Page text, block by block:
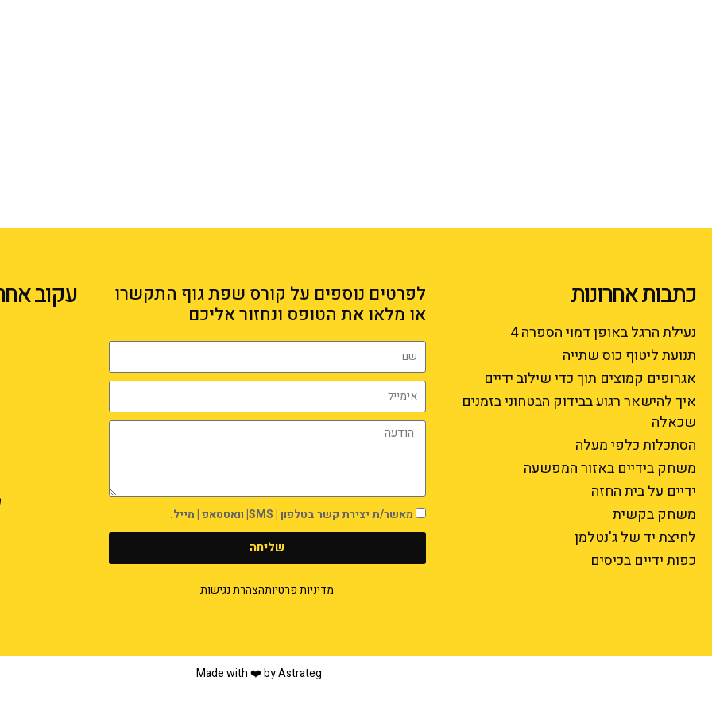
כתבות אחרונות
נעילת הרגל באופן דמוי הספרה 4
תנועת ליטוף כוס שתייה
אגרופים קמוצים תוך כדי שילוב ידיים
איך להישאר רגוע בבידוק הבטחוני בזמנים
שכאלה
הסתכלות כלפי מעלה
משחק בידיים באזור המפשעה
ידיים על בית החזה
משחק בקשית
לחיצת יד של ג'נטלמן
כפות ידיים בכיסים
לפרטים נוספים על קורס שפת גוף התקשרו
או מלאו את הטופס ונחזור אליכם
מאשר/ת יצירת קשר בטלפון | SMS| וואטסאפ | מייל.
שליחה
מדיניות פרטיותהצהרת נגישות
עקוב
Made with ❤️ by Astrateg